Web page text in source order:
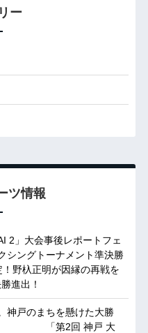
ー
ツ情報
2」大会事後レポートフェ
シングトーナメント準決勝
野杁正明が因縁の再戦を
進出！
神戸のまちを懸けた大勝
「第2回 神戸 大